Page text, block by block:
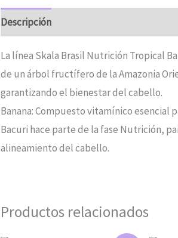
Descripción
La línea Skala Brasil Nutrición Tropical
de un árbol fructífero de la Amazonia
garantizando el bienestar del cabello.
Banana: Compuesto vitamínico esencial
Bacuri hace parte de la fase Nutrición,
alineamiento del cabello.
Productos relacionados